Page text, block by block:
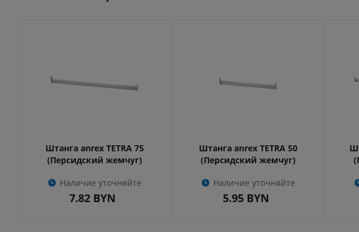
Штанга anrex TETRA 75
(Персидский жемчуг)
Наличие уточняйте
7.82BYN
Штанга anrex TETRA 50
(Персидский жемчуг)
Наличие уточняйте
5.95BYN